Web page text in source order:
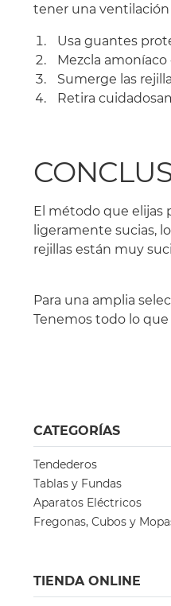
tener una ventilación
Usa guantes
Mezcla
Sumerge las
Retira
El método que elijas
ligeramente sucias,
rejillas están muy
Para una amplia
Tenemos todo lo
CATEGORÍAS
Tendederos
Tablas y Fundas
Aparatos Eléctricos
Fregonas, Cubos y
TIENDA ONLINE